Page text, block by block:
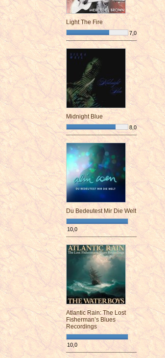
Light The Fire
7,0
¯¯¯¯¯¯¯¯¯¯¯¯¯¯¯¯¯¯¯¯¯¯¯¯
Midnight Blue
8,0
¯¯¯¯¯¯¯¯¯¯¯¯¯¯¯¯¯¯¯¯¯¯¯¯
Du Bedeutest Mir Die Welt
10,0
¯¯¯¯¯¯¯¯¯¯¯¯¯¯¯¯¯¯¯¯¯¯¯¯
Atlantic Rain: The Lost
Fisherman’s Blues
Recordings
10,0
¯¯¯¯¯¯¯¯¯¯¯¯¯¯¯¯¯¯¯¯¯¯¯¯